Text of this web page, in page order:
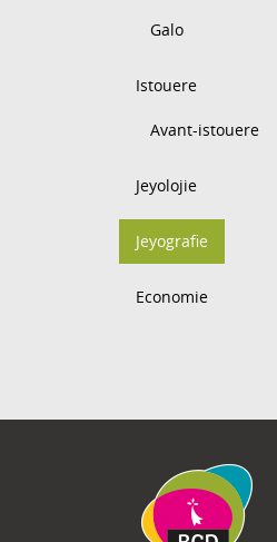
Galo
Istouere
Avant-istouere
Jeyolojie
Jeyografie
Economie